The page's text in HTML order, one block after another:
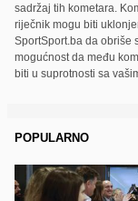
sadržaj tih kometara.
riječnik mogu biti
SportSport.ba da obriše
mogućnost da među
biti u suprotnosti sa
POPULARNO